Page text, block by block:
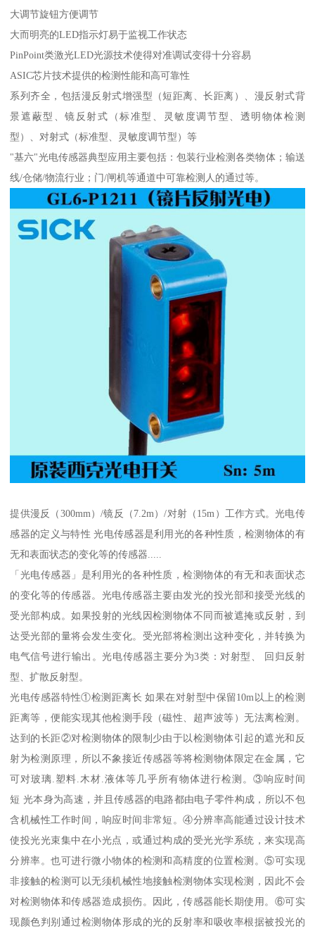
大调节旋钮方便调节
大而明亮的LED指示灯易于监视工作状态
PinPoint类激光LED光源技术使得对准调试变得十分容易
ASIC芯片技术提供的检测性能和高可靠性
系列齐全，包括漫反射式增强型（短距离、长距离）、漫反射式背
景遮蔽型、镜反射式（标准型、灵敏度调节型、透明物体检测
型）、对射式（标准型、灵敏度调节型）等
"基六"光电传感器典型应用主要包括：包装行业检测各类物体；输送
线/仓储/物流行业；门/闸机等通道中可靠检测人的通过等。
提供漫反（300mm）/镜反（7.2m）/对射（15m）工作方式。光电传
感器的定义与特性 光电传感器是利用光的各种性质，检测物体的有
无和表面状态的变化等的传感器.....
「光电传感器」是利用光的各种性质，检测物体的有无和表面状态
的变化等的传感器。光电传感器主要由发光的投光部和接受光线的
受光部构成。如果投射的光线因检测物体不同而被遮掩或反射，到
达受光部的量将会发生变化。受光部将检测出这种变化，并转换为
电气信号进行输出。光电传感器主要分为3类：对射型、 回归反射
型、扩散反射型。
光电传感器特性①检测距离长 如果在对射型中保留10m以上的检测
距离等，便能实现其他检测手段（磁性、超声波等）无法离检测。
达到的长距②对检测物体的限制少由于以检测物体引起的遮光和反
射为检测原理，所以不象接近传感器等将检测物体限定在金属，它
可对玻璃.塑料.木材.液体等几乎所有物体进行检测。③响应时间
短 光本身为高速，并且传感器的电路都由电子零件构成，所以不包
含机械性工作时间，响应时间非常短。④分辨率高能通过设计技术
使投光光束集中在小光点，或通过构成的受光光学系统，来实现高
分辨率。也可进行微小物体的检测和高精度的位置检测。⑤可实现
非接触的检测可以无须机械性地接触检测物体实现检测，因此不会
对检测物体和传感器造成损伤。因此，传感器能长期使用。⑥可实
现颜色判别通过检测物体形成的光的反射率和吸收率根据被投光的